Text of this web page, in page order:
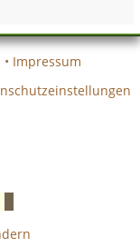
• Impressum